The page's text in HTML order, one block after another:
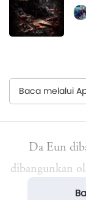
Baca melalui
Da Eun
dibangunkan
pengangguran